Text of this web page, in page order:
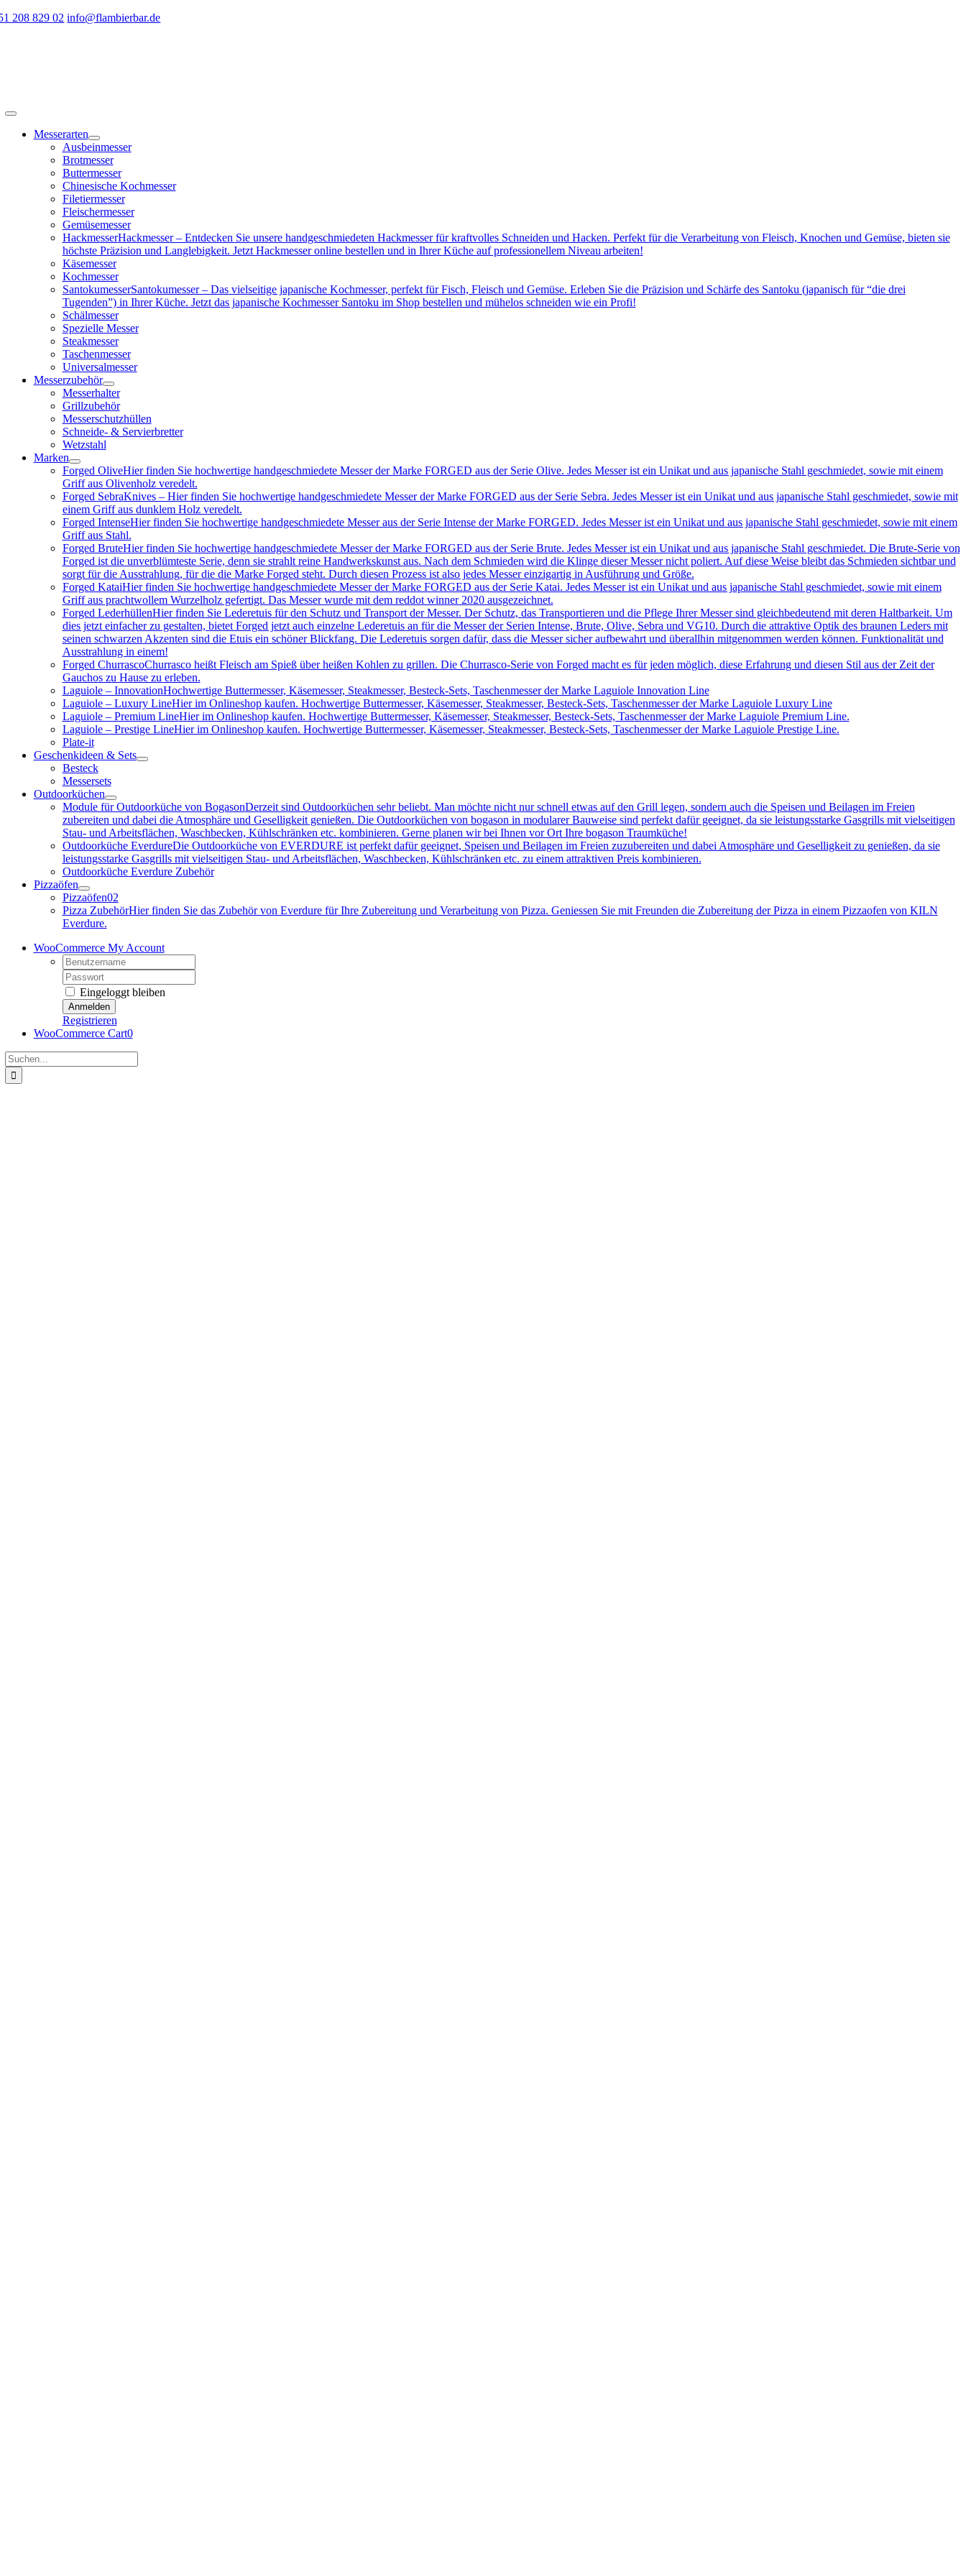
Zum
208 829 02 info@flambierbar.de
Toggle
NavigationMesserarten
Ausbeinmesser
Brotmesser
Buttermesser
Chinesische Kochmesser
Filetiermesser
Fleischermesser
Gemüsemesser
HackmesserHackmesser – Entdecken Sie unsere handgeschmiedeten Hackmesser für kraftvolles Schneiden und Hacken. Perfekt für die Verarbeitung von Fleisch, Knochen und Gemüse, bieten sie
höchste Präzision und Langlebigkeit. Jetzt Hackmesser online bestellen und in Ihrer Küche auf professionellem Niveau arbeiten!
Käsemesser
Kochmesser
SantokumesserSantokumesser – Das vielseitige japanische Kochmesser, perfekt für Fisch, Fleisch und Gemüse. Erleben Sie die Präzision und Schärfe des Santoku (japanisch für “die drei
Tugenden”) in Ihrer Küche. Jetzt das japanische Kochmesser Santoku im Shop bestellen und mühelos schneiden wie ein Profi!
Schälmesser
Spezielle Messer
Steakmesser
Taschenmesser
Universalmesser
Messerzubehör
Messerhalter
Grillzubehör
Messerschutzhüllen
Schneide- & Servierbretter
Wetzstahl
Marken
Forged OliveHier finden Sie hochwertige handgeschmiedete Messer der Marke FORGED aus der Serie Olive. Jedes Messer ist ein Unikat und aus japanische Stahl geschmiedet, sowie mit einem
Griff aus Olivenholz veredelt.
Forged SebraKnives – Hier finden Sie hochwertige handgeschmiedete Messer der Marke FORGED aus der Serie Sebra. Jedes Messer ist ein Unikat und aus japanische Stahl geschmiedet, sowie mit
einem Griff aus dunklem Holz veredelt.
Forged IntenseHier finden Sie hochwertige handgeschmiedete Messer aus der Serie Intense der Marke FORGED. Jedes Messer ist ein Unikat und aus japanische Stahl geschmiedet, sowie mit einem
Griff aus Stahl.
Forged BruteHier finden Sie hochwertige handgeschmiedete Messer der Marke FORGED aus der Serie Brute. Jedes Messer ist ein Unikat und aus japanische Stahl geschmiedet. Die Brute-Serie von
Forged ist die unverblümteste Serie, denn sie strahlt reine Handwerkskunst aus. Nach dem Schmieden wird die Klinge dieser Messer nicht poliert. Auf diese Weise bleibt das Schmieden sichtbar und
sorgt für die Ausstrahlung, für die die Marke Forged steht. Durch diesen Prozess ist also jedes Messer einzigartig in Ausführung und Größe.
Forged KataiHier finden Sie hochwertige handgeschmiedete Messer der Marke FORGED aus der Serie Katai. Jedes Messer ist ein Unikat und aus japanische Stahl geschmiedet, sowie mit einem
Griff aus prachtwollem Wurzelholz gefertigt. Das Messer wurde mit dem reddot winner 2020 ausgezeichnet.
Forged LederhüllenHier finden Sie Lederetuis für den Schutz und Transport der Messer. Der Schutz, das Transportieren und die Pflege Ihrer Messer sind gleichbedeutend mit deren Haltbarkeit. Um
dies jetzt einfacher zu gestalten, bietet Forged jetzt auch einzelne Lederetuis an für die Messer der Serien Intense, Brute, Olive, Sebra und VG10. Durch die attraktive Optik des braunen Leders mit
seinen schwarzen Akzenten sind die Etuis ein schöner Blickfang. Die Lederetuis sorgen dafür, dass die Messer sicher aufbewahrt und überallhin mitgenommen werden können. Funktionalität und
Ausstrahlung in einem!
Forged ChurrascoChurrasco heißt Fleisch am Spieß über heißen Kohlen zu grillen. Die Churrasco-Serie von Forged macht es für jeden möglich, diese Erfahrung und diesen Stil aus der Zeit der
Gauchos zu Hause zu erleben.
Laguiole – InnovationHochwertige Buttermesser, Käsemesser, Steakmesser, Besteck-Sets, Taschenmesser der Marke Laguiole Innovation Line
Laguiole – Luxury LineHier im Onlineshop kaufen. Hochwertige Buttermesser, Käsemesser, Steakmesser, Besteck-Sets, Taschenmesser der Marke Laguiole Luxury Line
Laguiole – Premium LineHier im Onlineshop kaufen. Hochwertige Buttermesser, Käsemesser, Steakmesser, Besteck-Sets, Taschenmesser der Marke Laguiole Premium Line.
Laguiole – Prestige LineHier im Onlineshop kaufen. Hochwertige Buttermesser, Käsemesser, Steakmesser, Besteck-Sets, Taschenmesser der Marke Laguiole Prestige Line.
Plate-it
Geschenkideen & Sets
Besteck
Messersets
Outdoorküchen
Module für Outdoorküche von BogasonDerzeit sind Outdoorküchen sehr beliebt. Man möchte nicht nur schnell etwas auf den Grill legen, sondern auch die Speisen und Beilagen im Freien
zubereiten und dabei die Atmosphäre und Geselligkeit genießen. Die Outdoorküchen von bogason in modularer Bauweise sind perfekt dafür geeignet, da sie leistungsstarke Gasgrills mit vielseitigen
Stau- und Arbeitsflächen, Waschbecken, Kühlschränken etc. kombinieren. Gerne planen wir bei Ihnen vor Ort Ihre bogason Traumküche!
Outdoorküche EverdureDie Outdoorküche von EVERDURE ist perfekt dafür geeignet, Speisen und Beilagen im Freien zuzubereiten und dabei Atmosphäre und Geselligkeit zu genießen, da sie
leistungsstarke Gasgrills mit vielseitigen Stau- und Arbeitsflächen, Waschbecken, Kühlschränken etc. zu einem attraktiven Preis kombinieren.
Outdoorküche Everdure Zubehör
Pizzaöfen
Pizzaöfen02
Pizza ZubehörHier finden Sie das Zubehör von Everdure für Ihre Zubereitung und Verarbeitung von Pizza. Geniessen Sie mit Freunden die Zubereitung der Pizza in einem Pizzaofen von KILN
Everdure.
WooCommerce My Account
Username:
Password:
Eingeloggt bleiben
Registrieren
WooCommerce Cart0
Suche
nach: